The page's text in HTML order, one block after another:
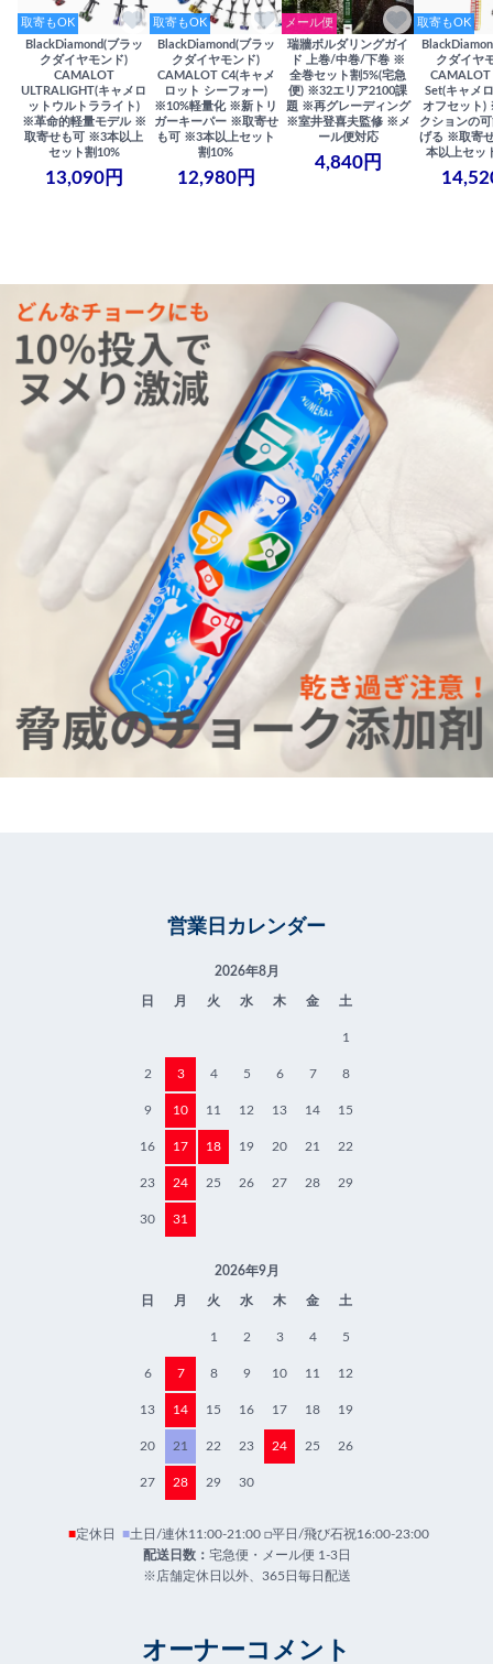
取寄もOK
BlackDiamond(ブラッ
クダイヤモンド)
CAMALOT
ULTRALIGHT(キャメロ
ットウルトラライト)
※革命的軽量モデル ※
取寄せも可 ※3本以上
セット割10%
13,090円
取寄もOK
BlackDiamond(ブラッ
クダイヤモンド)
CAMALOT C4(キャメ
ロット シーフォー)
※10%軽量化 ※新トリ
ガーキーパー ※取寄せ
も可 ※3本以上セット
割10%
12,980円
メール便
瑞牆ボルダリングガイ
ド 上巻/中巻/下巻 ※
全巻セット割5%(宅急
便) ※32エリア2100課
題 ※再グレーディング
※室井登喜夫監修 ※メ
ール便対応
4,840円
取寄もOK
クダイヤ
Set(キャメ
オフセット)
クションの
げる ※取寄
本以上セッ
営業日カレンダー
2026年8月
日 月 火 水 木 金 土
1
2 3 4 5 6 7 8
9 10 11 12 13 14 15
16 17 18 19 20 21 22
23 24 25 26 27 28 29
30 31
2026年9月
日 月 火 水 木 金 土
1 2 3 4 5
6 7 8 9 10 11 12
13 14 15 16 17 18 19
20 21 22 23 24 25 26
27 28 29 30
■定休日 ■土日/連休11:00-21:00 □平日/飛び石祝16:00-23:00
配送日数： 宅急便・メール便 1-3日
※店舗定休日以外、365日毎日配送
オーナーコメント